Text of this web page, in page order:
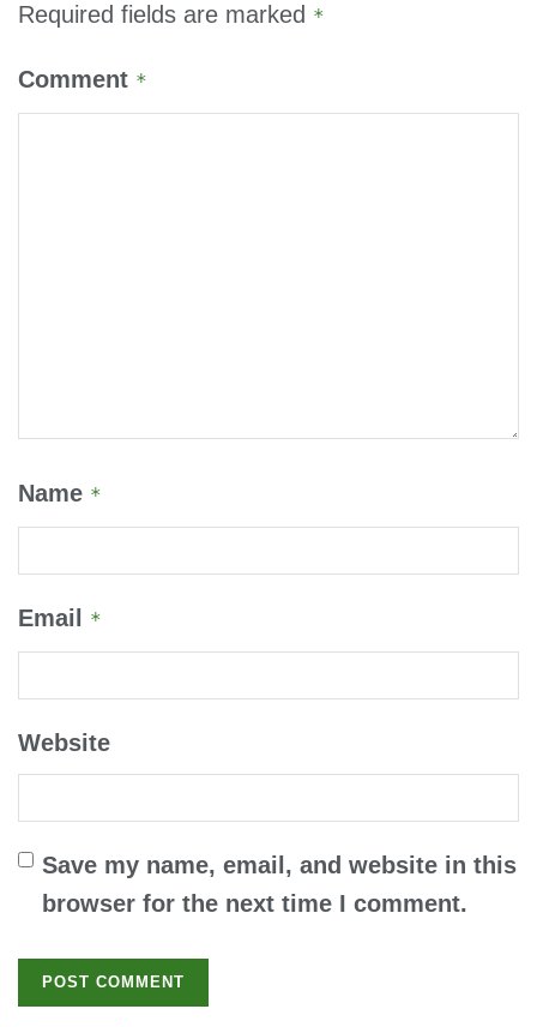
Required fields are marked *
Comment *
Name *
Email *
Website
Save my name, email, and website in this
browser for the next time I comment.